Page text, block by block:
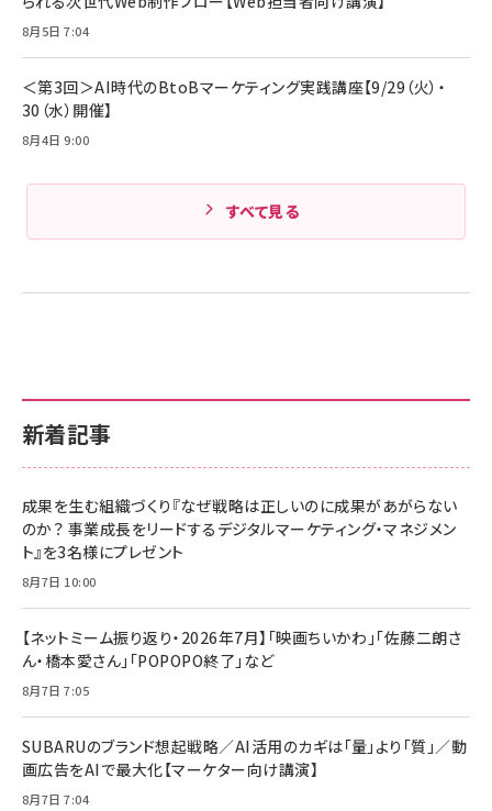
新着記事
成果を生む組織づくり『なぜ戦略は正しいのに成果があがらない
のか？ 事業成長をリードするデジタルマーケティング・マネジメン
ト』を3名様にプレゼント
8月7日 10:00
【ネットミーム振り返り・2026年7月】「映画ちいかわ」「佐藤二朗さ
ん・橋本愛さん」「POPOPO終了」など
8月7日 7:05
SUBARUのブランド想起戦略／AI活用のカギは「量」より「質」／動
画広告をAIで最大化【マーケター向け講演】
8月7日 7:04
8月5日 7:04
＜第3回＞AI時代のBtoBマーケティング実践講座【9/29（火）・
30（水）開催】
8月4日 9:00
すべて見る